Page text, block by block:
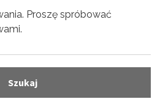
Proszę spróbować